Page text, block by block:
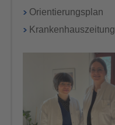
Orientierungsplan
Krankenhauszeitung